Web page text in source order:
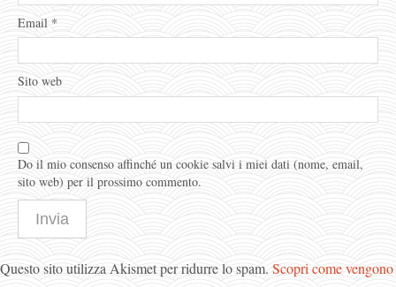
Email *
Sito web
Do il mio consenso affinché un cookie salvi i miei dati (nome, email,
sito web) per il prossimo commento.
Questo sito utilizza Akismet per ridurre lo spam. Scopri come vengono